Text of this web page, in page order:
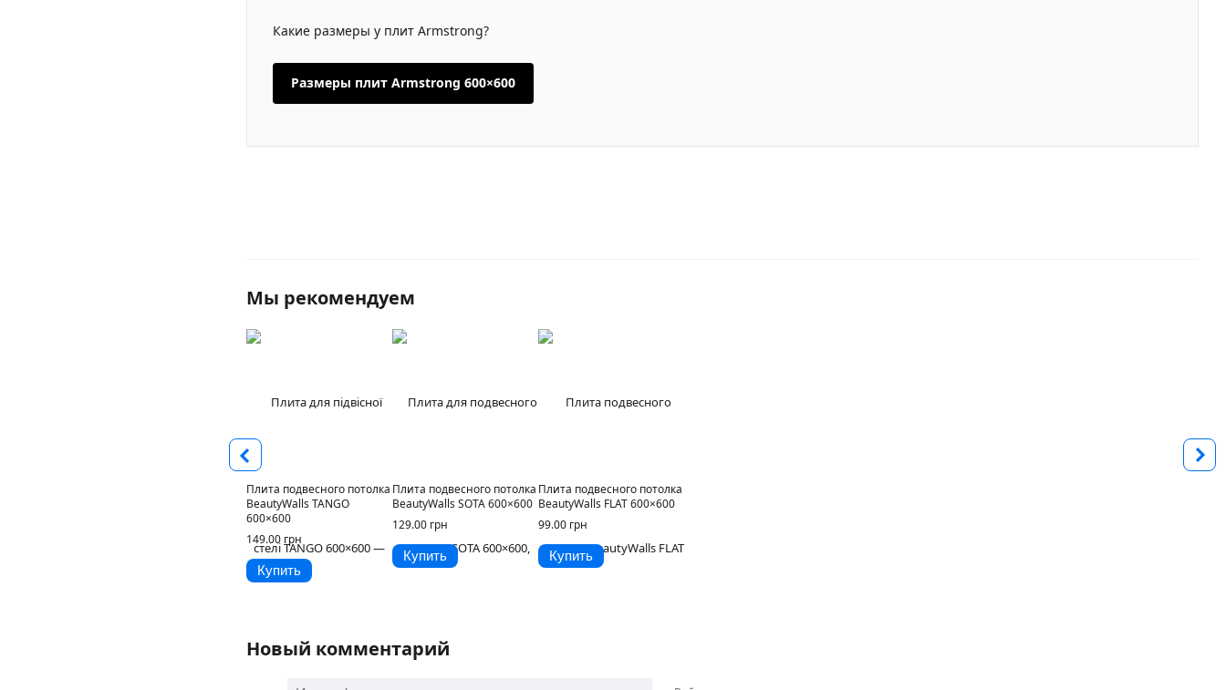
Какие размеры у плит Armstrong?
Размеры плит Armstrong 600×600
Мы рекомендуем
Плита подвесного потолка
BeautyWalls TANGO
600×600
149.00 грн
Купить
Плита подвесного потолка
BeautyWalls SOTA 600×600
129.00 грн
Купить
Плита подвесного потолка
BeautyWalls FLAT 600×600
99.00 грн
Купить
Новый комментарий